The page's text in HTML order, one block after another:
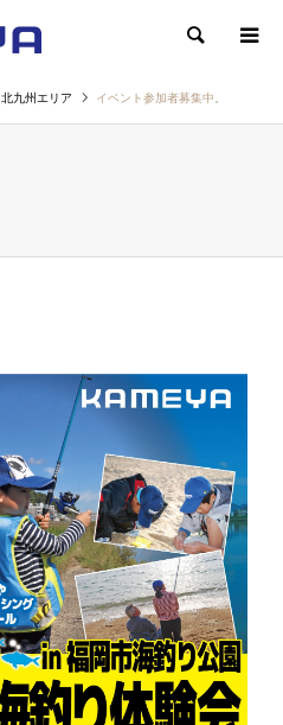
検索
北九州エリア イベント参加者募集中。